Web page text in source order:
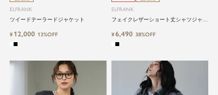
ELFRANK
ツイードテーラードジャケット
¥ 12,000 13%OFF
ELFRANK
フェイクレザーショート丈シャツジャケ
¥6,490 38%OFF